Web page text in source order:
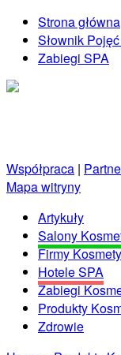
Strona główna
Słownik
Zabiegi SPA
Współpraca |
Mapa witryny
Artykuły
Salony
Firmy
Hotele SPA
Zabiegi
Produkty
Zdrowie